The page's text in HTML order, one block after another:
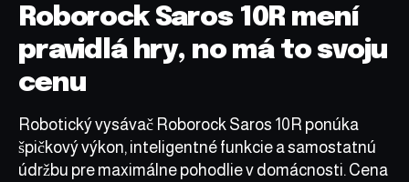
Roborock Saros 10R mení
pravidlá hry, no má to svoju
cenu
Robotický vysávač Roborock Saros 10R ponúka
špičkový výkon, inteligentné funkcie a samostatnú
údržbu pre maximálne pohodlie v domácnosti. Cena